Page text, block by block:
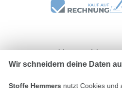
Unsere
Wir schneidern deine Daten
Stoffe Hemmers nutzt Cookies und